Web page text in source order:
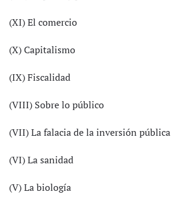
(XI) El comercio
(X) Capitalismo
(IX) Fiscalidad
(VIII) Sobre lo público
(VII) La falacia de la inversión pública
(VI) La sanidad
(V) La biología